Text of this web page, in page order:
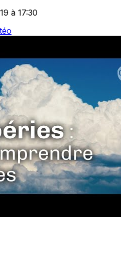
à 17:30